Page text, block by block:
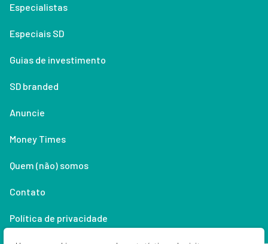
Especialistas
Especiais SD
Guias de investimento
SD branded
Anuncie
Money Times
Quem (não) somos
Contato
Política de privacidade